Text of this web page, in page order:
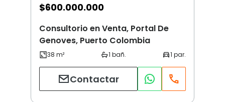
$600.000.000
Consultorio en Venta, Portal De
Genoves, Puerto Colombia
Contactar